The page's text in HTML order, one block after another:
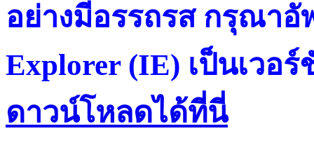
อย่างมีอรรถรส กรุณาอั
Explorer (IE) เป็นเวอ
ดาวน์โหลดได้ที่น